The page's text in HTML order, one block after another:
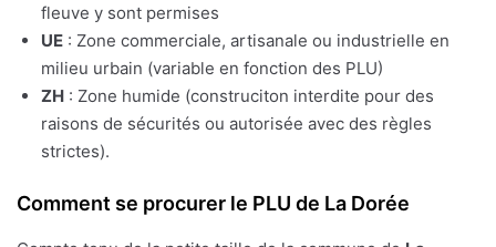
fleuve y sont permises
UE : Zone commerciale, artisanale ou industrielle en
milieu urbain (variable en fonction des PLU)
ZH : Zone humide (construciton interdite pour des
raisons de sécurités ou autorisée avec des règles
strictes).
Comment se procurer le PLU de La Dorée